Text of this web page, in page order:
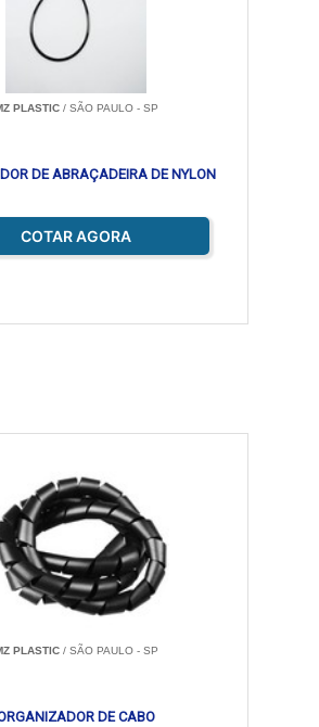
PLASTIC/ SÃO PAULO - SP
DE ABRAÇADEIRA DE NYLON
COTAR AGORA
PLASTIC/ SÃO PAULO - SP
DE CABO